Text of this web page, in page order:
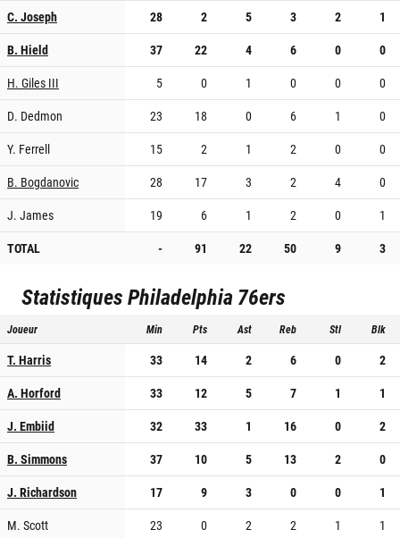
C. Joseph
28 2 5 3 2
1
B. Hield
37 22 4 6 0
0
H. Giles III
5 0 1 0 0
0
D. Dedmon
23 18 0 6 1
0
Y. Ferrell
15 2 1 2 0
0
B. Bogdanovic
28 17 3 2 4
0
J. James
19 6 1 2 0
1
TOTAL
- 91 22 50 9 3
StatistiquesPhiladelphia 76ers
Joueur Min Pts Ast Reb Stl Blk
T. Harris 33 14 2 6 0
2
A. Horford
33 12 5 7 1
1
J. Embiid
32 33 1 16 0
2
B. Simmons
37 10 5 13 2
0
J. Richardson
17 9 3 0 0
1
M. Scott
23 0 2 2 1
1